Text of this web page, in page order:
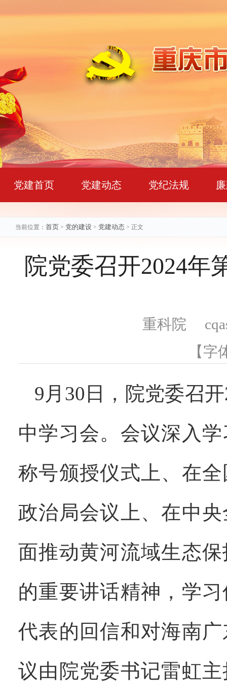
党建首页 党建动态 党纪法规
当前位置： 首页 > 党的建设 > 党建动态 > 正文
院党委召开2024年
重科院
【字
9月30日，院党委召
中学习会。会议深入
称号颁授仪式上、在
政治局会议上、在中
面推动黄河流域生态
的重要讲话精神，学
代表的回信和对海南
议由院党委书记雷虹